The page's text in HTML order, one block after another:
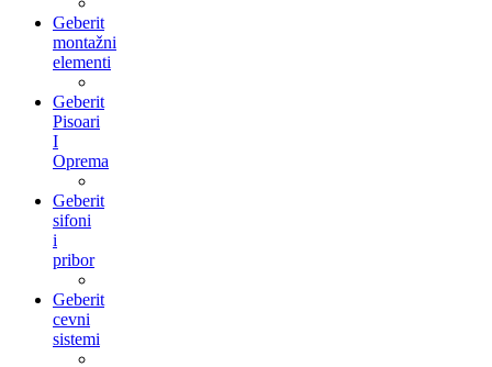
Geberit
montažni
elementi
Geberit
Pisoari
I
Oprema
Geberit
sifoni
i
pribor
Geberit
cevni
sistemi